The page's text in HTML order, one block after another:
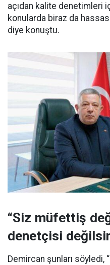
açıdan kalite denetimleri
konularda biraz da
diye konuştu.
“Siz müfettiş
denetçisi
Demircan şunları söyledi,